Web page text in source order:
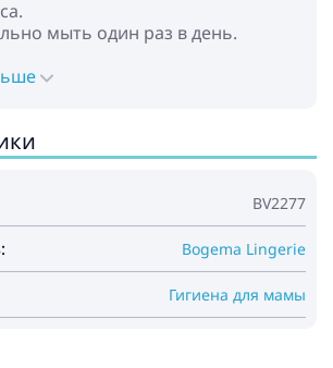
мыть один раз в день.
BV2277
Bogema Lingerie
Гигиена для мамы